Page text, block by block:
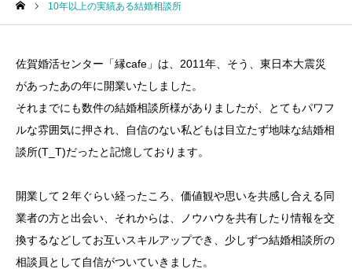
10年以上の実績ある結婚相談所
佐賀婚活センター「縁cafe」は、2011年、そう、東日本大震災
があったあの年に開業いたしました。
それまでにも数件の結婚相談所様がありましたが、とてもパワフ
ルな雰囲気に押され、自信のない私どもは目立たず地味な結婚相
談所(T_T)だったと記憶しております。
開業して２年ぐらい経ったころ、価値観や思いを共感し合える同
業者の方と出会い、それからは、ノウハウを共有したり情報を交
換するなどしてお互いスキルアップでき、少しずつ結婚相談所の
相談員として自信がついていきました。
成婚までの流れ
よくあるご質問
ブログ